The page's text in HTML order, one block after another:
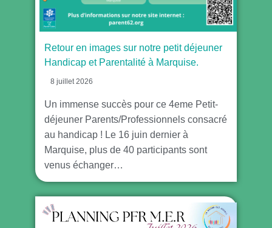
Retour en images sur notre petit déjeuner
Handicap et Parentalité à Marquise.
8 juillet 2026
Un immense succès pour ce 4eme Petit-
déjeuner Parents/Professionnels consacré
au handicap ! Le 16 juin dernier à
Marquise, plus de 40 participants sont
venus échanger…